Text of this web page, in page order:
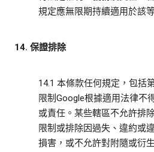
規定應無限期持續適用於該
14. 保證排除
14.1 本條款任何規定，包括
限制Google根據適用法律不
或責任。某些轄區不允許排
限制或排除因過失、違約或
損害，或不允許對附隨或衍